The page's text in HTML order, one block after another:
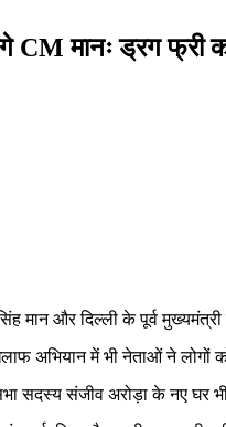
मानः ड्रग फ्री
मान और दिल्ली के पूर्व
अभियान में भी नेताओं ने लोगों
सदस्य संजीव अरोड़ा के नए घर